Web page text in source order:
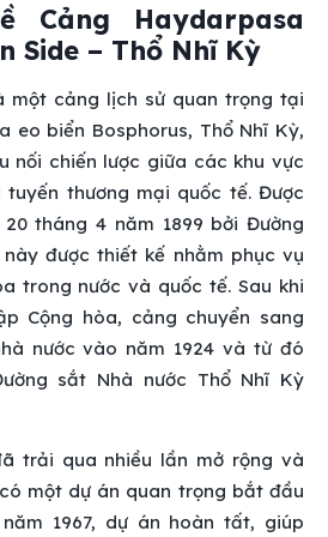
Cảng Haydarpasa
Side – Thổ Nhĩ Kỳ
một cảng lịch sử quan trọng tại
eo biển Bosphorus, Thổ Nhĩ Kỳ,
nối chiến lược giữa các khu vực
thương mại quốc tế. Được
tháng 4 năm 1899 bởi Đường
được thiết kế nhằm phục vụ
trong nước và quốc tế. Sau khi
Cộng hòa, cảng chuyển sang
nước vào năm 1924 và từ đó
sắt Nhà nước Thổ Nhĩ Kỳ
trải qua nhiều lần mở rộng và
một dự án quan trọng bắt đầu
1967, dự án hoàn tất, giúp